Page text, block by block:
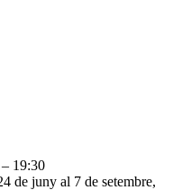
19:30
de juny al 7 de setembre,